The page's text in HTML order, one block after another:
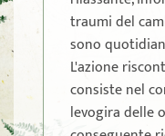
traumi del
sono
L'azione
consiste nel
levogira delle